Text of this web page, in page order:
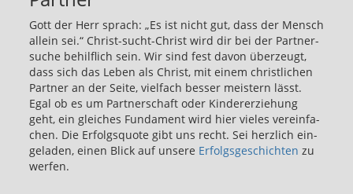
Gott der Herr sprach: „Es ist nicht gut, dass der Mensch
al­lein sei.“ Christ-sucht-Christ wird dir bei der Part­ner­
su­che be­hilf­lich sein. Wir sind fest davon über­zeugt,
dass sich das Leben als Christ, mit einem christ­li­chen
Part­ner an der Seite, viel­fach bes­ser meis­tern lässt.
Egal ob es um Part­ner­schaft oder Kin­der­er­zie­hung
geht, ein glei­ches Fun­da­ment wird hier vie­les ver­ein­fa­
chen. Die Er­folgs­quo­te gibt uns recht. Sei herz­lich ein­
ge­la­den, einen Blick auf un­se­re Er­folgs­ge­schich­tenzu
wer­fen.